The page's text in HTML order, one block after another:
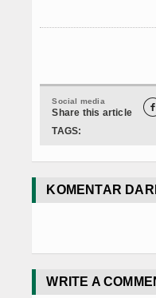
Social media
Share this article 
TAGS:
KOMENTAR
WRITE A